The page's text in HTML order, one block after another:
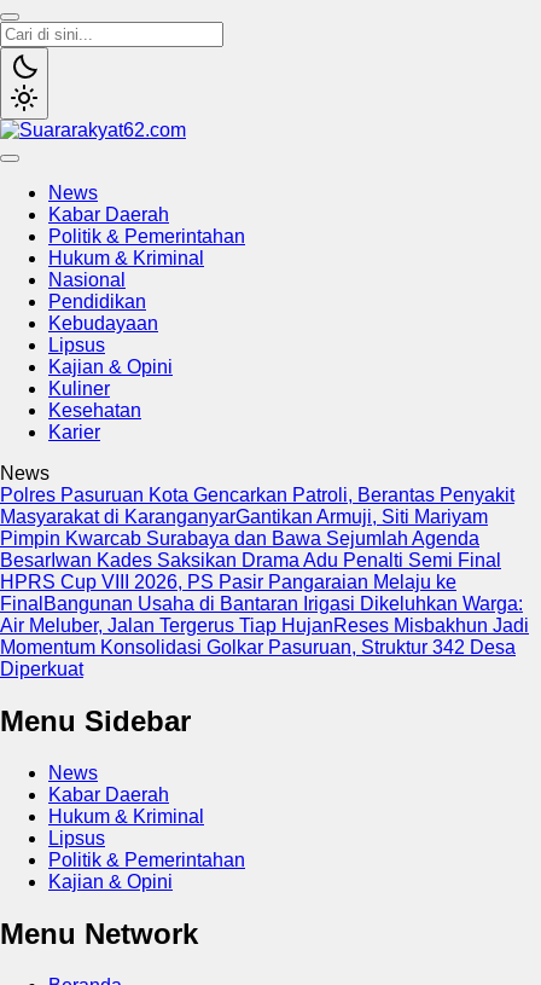
News
Kabar Daerah
Politik & Pemerintahan
Hukum & Kriminal
Nasional
Pendidikan
Kebudayaan
Lipsus
Kajian & Opini
Kuliner
Kesehatan
Karier
News
Polres Pasuruan Kota Gencarkan Patroli, Berantas Penyakit
Masyarakat di KaranganyarGantikan Armuji, Siti Mariyam
Pimpin Kwarcab Surabaya dan Bawa Sejumlah Agenda
Besar Iwan Kades Saksikan Drama Adu Penalti Semi Final
HPRS Cup VIII 2026, PS Pasir Pangaraian Melaju ke
Final Bangunan Usaha di Bantaran Irigasi Dikeluhkan Warga:
Air Meluber, Jalan Tergerus Tiap HujanReses Misbakhun Jadi
Momentum Konsolidasi Golkar Pasuruan, Struktur 342 Desa
Diperkuat
Menu Sidebar
News
Kabar Daerah
Hukum & Kriminal
Lipsus
Politik & Pemerintahan
Kajian & Opini
Menu Network